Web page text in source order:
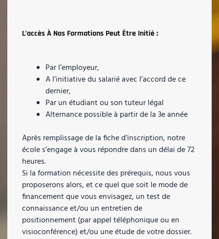
L’accès À Nos Formations Peut Être Initié :
Par l’employeur,
A l’initiative du salarié avec l’accord de ce
dernier,
Par un étudiant ou son tuteur légal
Alternance possible à partir de la 3e année
Après remplissage de la fiche d’inscription, notre
école s’engage à vous répondre dans un délai de 72
heures.
Si la formation nécessite des prérequis, nous vous
proposerons alors, et ce quel que soit le mode de
financement que vous envisagez, un test de
connaissance et/ou un entretien de
positionnement (par appel téléphonique ou en
visioconférence) et/ou une étude de votre dossier.